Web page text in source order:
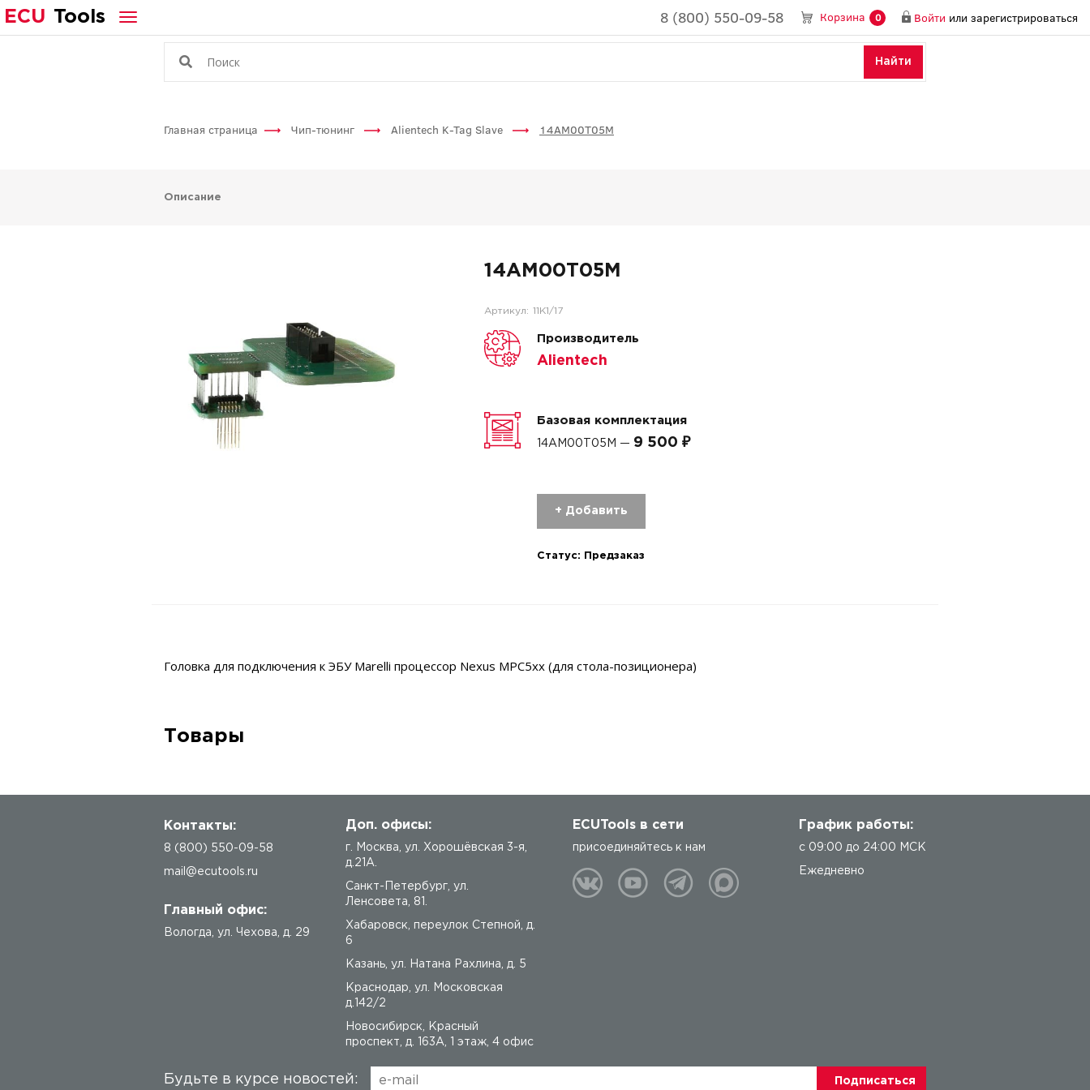
ECU Tools 8 (800) 550-09-58 Корзина 0 Войти или зарегистрироваться
Найти
Главная страница Чип-тюнинг Alientech K-Tag Slave 14AM00T05M
Описание
14AM00T05M
Артикул: 11K1/17
Производитель
Alientech
Базовая комплектация
14AM00T05M — 9 500 ₽
+ Добавить
Статус: Предзаказ
Головка для подключения к ЭБУ Marelli процессор Nexus MPC5xx (для стола-позиционера)
Товары
Контакты:
8 (800) 550-09-58
mail@ecutools.ru
Главный офис:
Вологда ул. Чехова, д. 29
Доп. офисы:
г. Москва, ул. Хорошёвская 3-я,
д.21А.
Санкт-Петербург, ул.
Ленсовета, 81.
Хабаровск, переулок Степной, д.
6
Казань, ул. Натана Рахлина, д. 5
Краснодар, ул. Московская
д.142/2
Новосибирск, Красный
проспект, д. 163А, 1 этаж, 4 офис
ECUTools в сети
присоединяйтесь к нам
График работы:
с 09:00 до 24:00 МСК
Ежедневно
Будьте в курсе новостей: